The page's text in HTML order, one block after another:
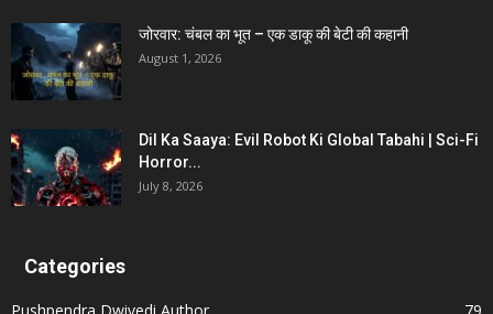
जोरवार: चंबल का भूत – एक डाकू की बेटी की कहानी
August 1, 2026
Dil Ka Saaya: Evil Robot Ki Global Tabahi | Sci-Fi
Horror...
July 8, 2026
Categories
Pushpendra Dwivedi Author,
79